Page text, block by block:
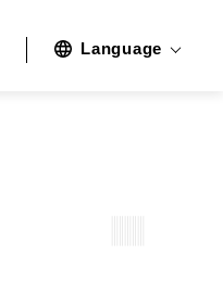
Language